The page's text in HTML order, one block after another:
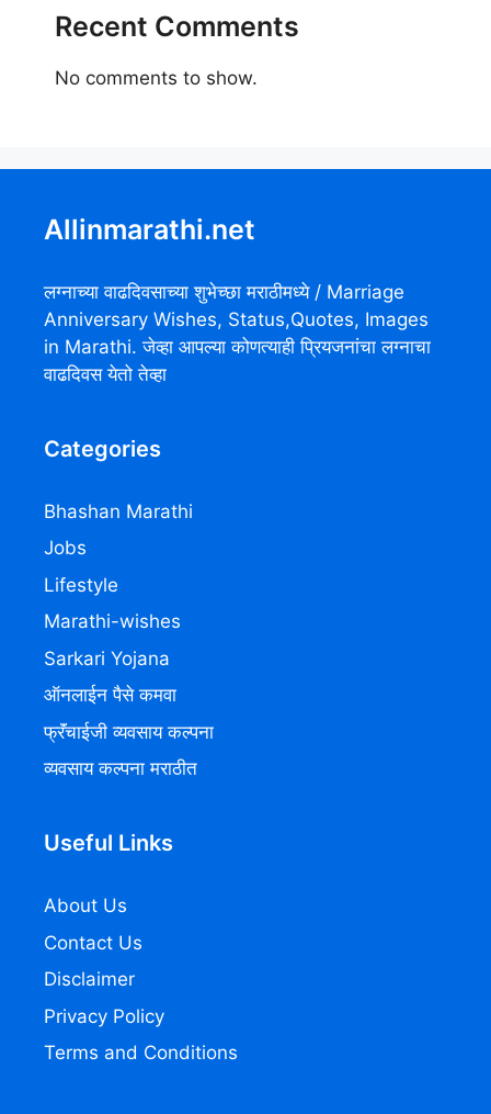
Recent Comments
No comments to show.
Allinmarathi.net
लग्नाच्या वाढदिवसाच्या शुभेच्छा मराठीमध्ये / Marriage
Anniversary Wishes, Status,Quotes, Images
in Marathi. जेव्हा आपल्या कोणत्याही प्रियजनांचा लग्नाचा
वाढदिवस येतो तेव्हा
Categories
Bhashan Marathi
Jobs
Lifestyle
Marathi-wishes
Sarkari Yojana
ऑनलाईन पैसे कमवा
फ्रॅंचाईजी व्यवसाय कल्पना
व्यवसाय कल्पना मराठीत
Useful Links
About Us
Contact Us
Disclaimer
Privacy Policy
Terms and Conditions